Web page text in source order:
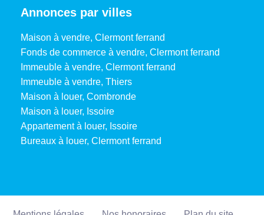
Annonces par villes
Maison à vendre, Clermont ferrand
Fonds de commerce à vendre, Clermont ferrand
Immeuble à vendre, Clermont ferrand
Immeuble à vendre, Thiers
Maison à louer, Combronde
Maison à louer, Issoire
Appartement à louer, Issoire
Bureaux à louer, Clermont ferrand